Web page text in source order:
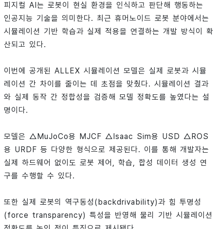
피지컬 AI는 로봇이 현실 환경을 인식하고 판단해 행동하는
인공지능 기술을 의미한다. 최근 휴머노이드 로봇 분야에서는
시뮬레이션 기반 학습과 실제 적용을 연결하는 개발 방식이 확
산되고 있다.
이번에 공개된 ALLEX 시뮬레이션 모델은 실제 로봇과 시뮬
레이션 간 차이를 줄이는 데 초점을 맞췄다. 시뮬레이션 결과
와 실제 동작 간 정합성을 검증해 모델 정확도를 높였다는 설
명이다.
모델은 △MuJoCo용 MJCF △Isaac Sim용 USD △ROS
용 URDF 등 다양한 형식으로 제공된다. 이를 통해 개발자는
실제 하드웨어 없이도 로봇 제어, 학습, 합성 데이터 생성 연
구를 수행할 수 있다.
또한 실제 로봇의 역구동성(backdrivability)과 힘 투명성
(force transparency) 특성을 반영해 물리 기반 시뮬레이션